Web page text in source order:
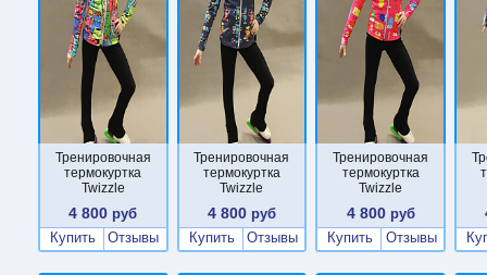
Тренировочная
термокуртка
Twizzle
4 800 руб
Купить
Отзывы
Тренировочная
термокуртка
Twizzle
4 800 руб
Купить
Отзывы
Тренировочная
термокуртка
Twizzle
4 800руб
Купить
Отзывы